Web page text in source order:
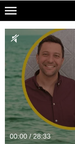
Skip
main
content
NATIONAL
TRAVELER
PODCASTY
Sklep
Newsletter
Cuda Polski
00:00 / 28:33